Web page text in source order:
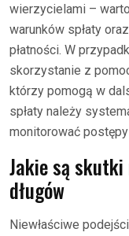
wierzycielami –
warunków spłaty
płatności. W
skorzystanie z
którzy pomogą w
spłaty należy
monitorować postępy
Jakie są skutki
długów
Niewłaściwe